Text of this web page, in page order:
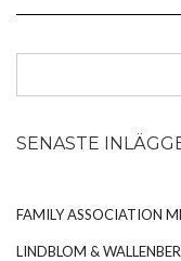
SENASTE
FAMILY ASSOCIATION
LINDBLOM &